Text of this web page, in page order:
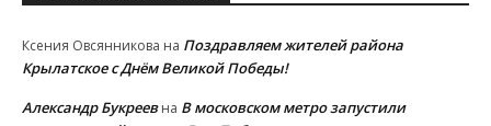
Ксения Овсянникова на Поздравляем жителей района
Крылатское с Днём Великой Победы!
Александр Букреевна В московском метро запустили